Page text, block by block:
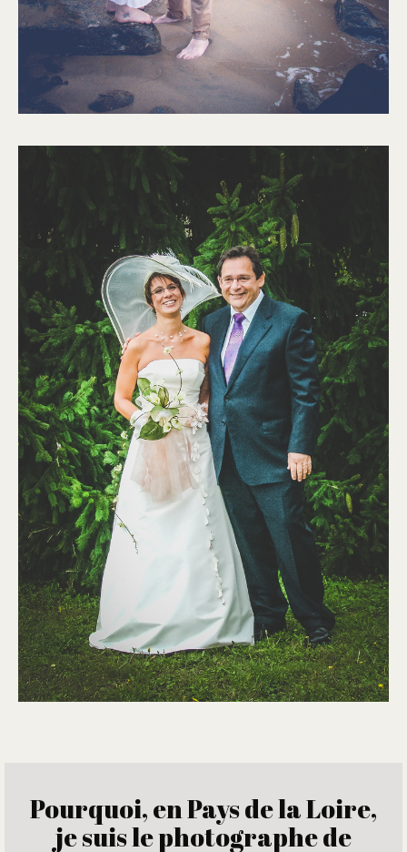
Pourquoi, en Pays de la Loire,
je suis le photographe de